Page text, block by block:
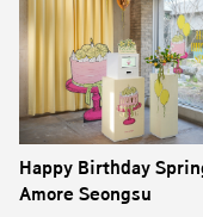
Happy Birthday
Amore Seongsu